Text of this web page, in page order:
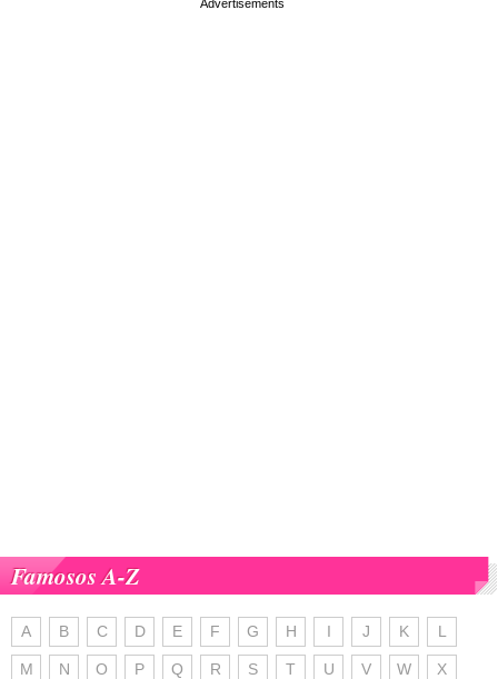
Famosos A-Z
A B C D E F G H I J K L
M N O P Q R S T U V W X